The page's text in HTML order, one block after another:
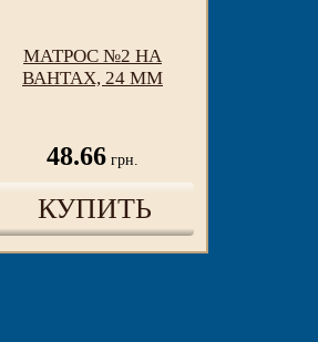
МАТРОС №2 НА
ВАНТАХ, 24 ММ
48.66 грн.
КУПИТЬ